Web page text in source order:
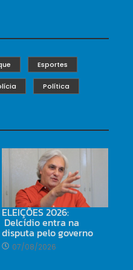
Esportes
Política
ELEIÇÕES 2026:
Delcídio entra na
disputa pelo governo
07/08/2026